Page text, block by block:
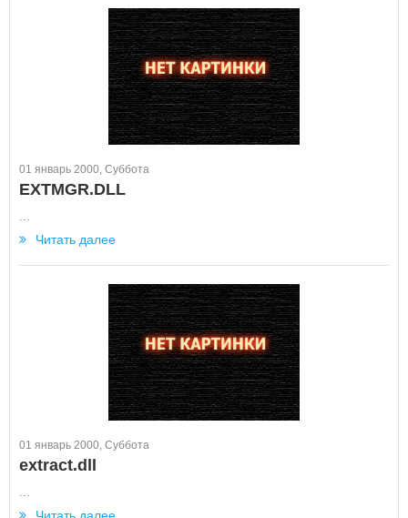
01 январь 2000, Суббота
EXTMGR.DLL
Читать далее
01 январь 2000, Суббота
extract.dll